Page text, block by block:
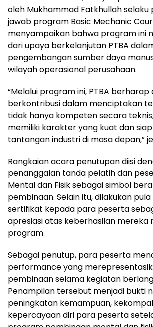
oleh Mukhammad Fatkhullah selaku
jawab program Basic Mechanic
menyampaikan bahwa program ini
dari upaya berkelanjutan PTBA
pengembangan sumber daya
wilayah operasional perusahaan.
“Melalui program ini, PTBA
berkontribusi dalam menciptakan
tidak hanya kompeten secara
memiliki karakter yang kuat dan
tantangan industri di masa depan,”
Rangkaian acara penutupan diisi
penanggalan tanda pelatih dan
Mental dan Fisik sebagai simbol
pembinaan. Selain itu, dilakukan
sertifikat kepada para peserta
apresiasi atas keberhasilan mereka
program.
Sebagai penutup, para peserta
performance yang
pembinaan selama kegiatan
Penampilan tersebut menjadi bukti
peningkatan kemampuan,
kepercayaan diri para peserta